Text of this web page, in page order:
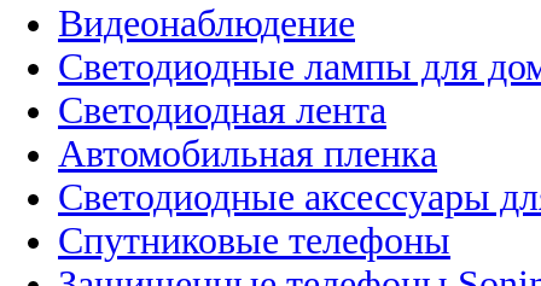
Видеонаблюдение
Светодиодные лампы для
Светодиодная лента
Автомобильная пленка
Светодиодные аксессуары
Спутниковые телефоны